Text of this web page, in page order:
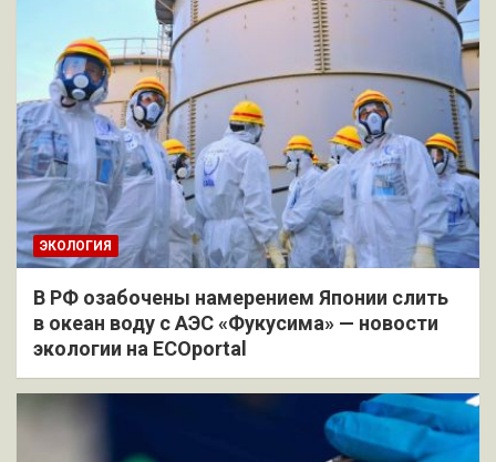
ЭКОЛОГИЯ
В РФ озабочены намерением Японии слить
в океан воду с АЭС «Фукусима» — новости
экологии на ECOportal